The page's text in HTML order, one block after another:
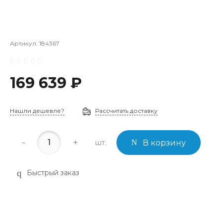
Артикул: 184367
169 639 ₽
Нашли дешевле? Рассчитать доставку
- + шт. В корзину
Быстрый заказ